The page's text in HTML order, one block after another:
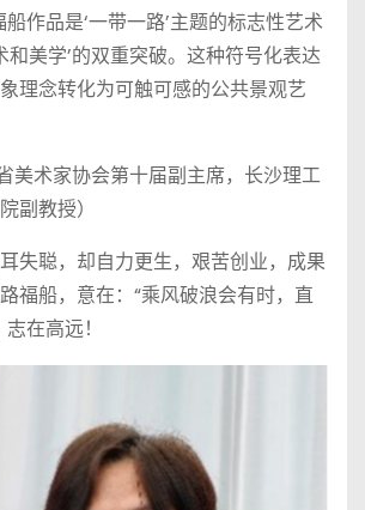
作品是‘一带一路’主题的标志性艺术
和美学’的双重突破。这种符号化表达
理念转化为可触可感的公共景观艺
美术家协会第十届副主席，长沙理工
副教授）
失聪，却自力更生，艰苦创业，成果
福船，意在：“乘风破浪会有时，直
在高远！